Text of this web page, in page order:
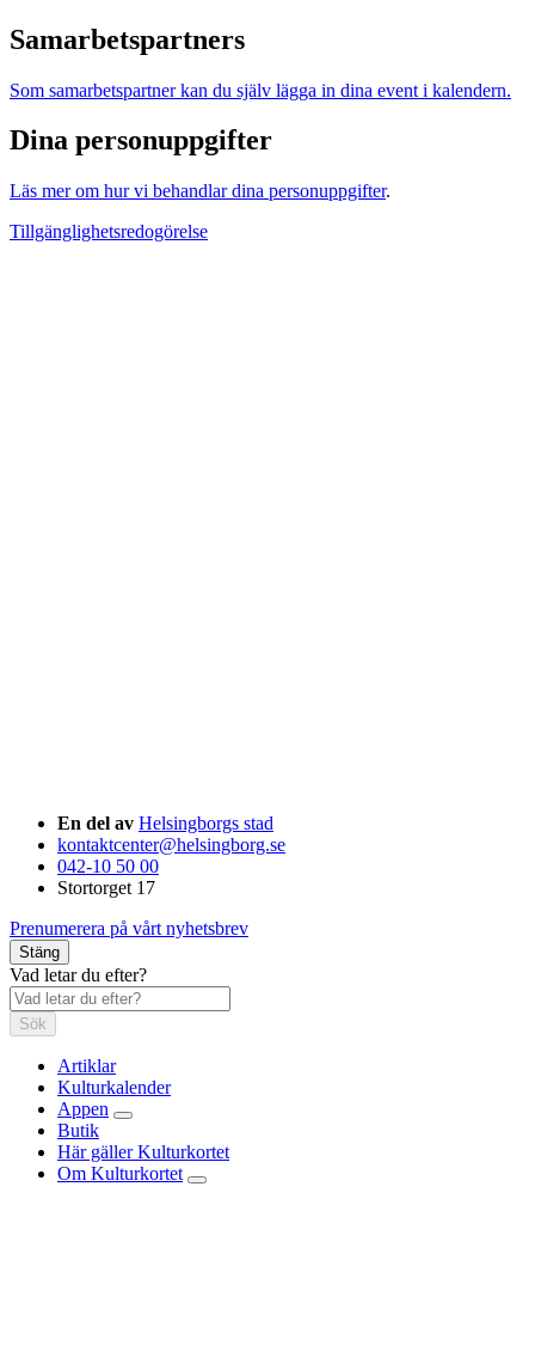
Samarbetspartners
Som samarbetspartner kan du själv lägga in dina event i kalendern.
Dina personuppgifter
Läs mer om hur vi behandlar dina personuppgifter.
Tillgänglighetsredogörelse
En del av Helsingborgs stad
kontaktcenter@helsingborg.se
042-10 50 00
Stortorget 17
Prenumerera på vårt nyhetsbrev
Stäng
Vad letar du efter?
Sök
Artiklar
Kulturkalender
Appen
Butik
Här gäller Kulturkortet
Om Kulturkortet